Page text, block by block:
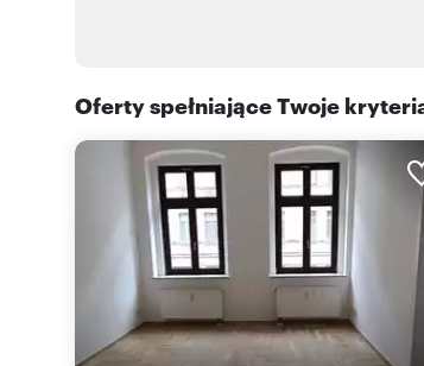
Oferty spełniające Twoje